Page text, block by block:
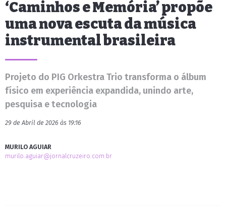
‘Caminhos e Memória’ propõe
uma nova escuta da música
instrumental brasileira
Projeto do PIG Orkestra Trio transforma o álbum
físico em experiência expandida, unindo arte,
pesquisa e tecnologia
29 de Abril de 2026 às 19:16
MURILO AGUIAR
murilo.aguiar@jornalcruzeiro.com.br